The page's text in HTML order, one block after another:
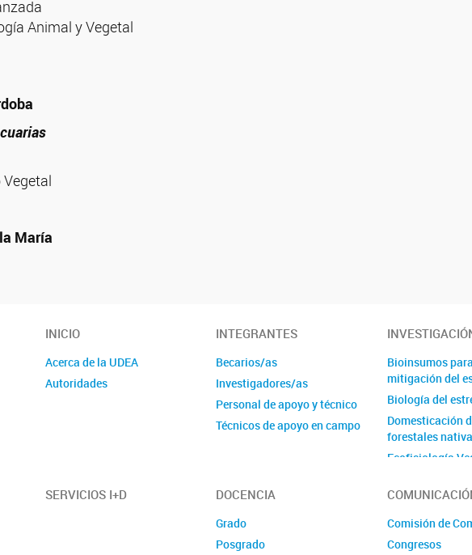
Animal y Vegetal
María
INICIO
Acerca de la UDEA
Autoridades
INTEGRANTES
Becarios/as
Investigadores/as
Personal de apoyo y técnico
Técnicos de apoyo en campo
Bioinsumos
mitigación del
Biología del
Domesticación
forestales
Ecofisiología
Estrés
Fisiología del
SERVICIOS I+D DOCENCIA
Grado
Posgrado
Comisión de
Congresos